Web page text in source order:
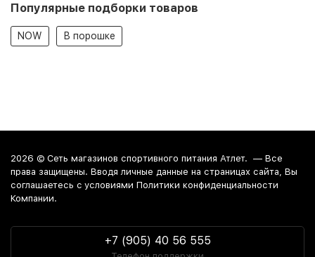
Популярные подборки товаров
NOW В порошке
2026 © Сеть магазинов спортивного питания Атлет. — Все
права защищены. Вводя личные данные на страницах сайта, Вы
соглашаетесь c условиями Политики конфиденциальности
Компании.
+7 (905) 40 56 555